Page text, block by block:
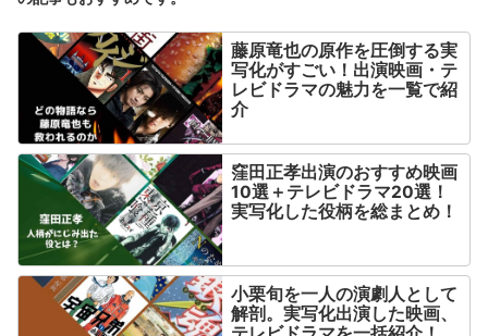
藤原竜也の原作を圧倒する実
写化がすごい！出演映画・テ
レビドラマの魅力を一覧で紹
介
窪田正孝出演のおすすめ映画
10選＋テレビドラマ20選！
実写化した役柄を総まとめ！
小栗旬を一人の演劇人として
解剖。実写化出演した映画、